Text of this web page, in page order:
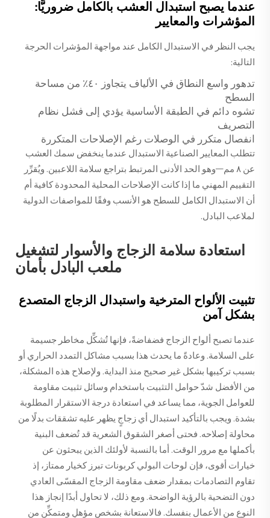
عندما يصبح استبدال العشب بالكامل ضروريًّا:
المؤشرات والمعايير
يجب النظر في الاستبدال الكامل عند مواجهة المؤشرات الحرجة
التالية:
تدهور واسع النطاق في الألياف يتجاوز ٤٠٪ من مساحة
السطح
تشوه دائم في الطبقة الأساسية يؤدي إلى فشل نظام
التصريف
انفصال متكرر في الوصلات رغم الإصلاحات المتكررة
تتطلب المعايير الصناعية الاستبدال عندما ينخفض سمك العشب
عن ٨ مم—وهو الحد الأدنى المرتبط بتراجع سلامة اللاعبين. ويُقرِّر
التقييم المهني ما إذا كانت الإصلاحات المحلية المحدودة كافية أم
أن الاستبدال الكامل للسطح هو الأنسب وفقًا للمواصفات الدولية
لملاعب البادل.
استعادة سلامة الزجاج والأسوار لتشغيل
ملعب البادل بأمان
تثبيت الألواح المترخية واستبدال الزجاج المتصدع
بشكل آمن
عندما تصبح ألواح الزجاج فضفاضةً، فإنها تُشكِّل مخاطر جسيمة
على السلامة. وعادةً ما يحدث هذا بسبب مشاكل التمدد الحراري أو
بسبب تركيبها بشكل غير صحيح منذ البداية. ولإصلاح هذه المشكلة،
من الأفضل شدّ حوامل التثبيت باستخدام وسائل تثبيت مقاومة
للعوامل الجوية، مما يساعد في استعادة درجة الاستقرار المطلوبة
بشدة. ويجب بالتأكيد استبدال أي زجاجٍ يظهر عليه تشققات بدلًا من
محاولة إصلاحه. فحتى أصغر الشقوق الشعرية قد تُضعف البنية
بأكملها مع مرور الوقت. أما بالنسبة لأولئك الذين يبحثون عن
خيارات أقوى، فإن لوحات البولي كربونات تبرز كخيار ممتاز، إذ
تقاوم التصادمات بمقدار ضعف مقاومة الزجاج المقسّى العادي
دون التضحية بالرؤية الواضحة. ومع ذلك، لا تحاول أبدًا إنجاز هذا
النوع من الأعمال بنفسك. فالاستعانة بشخصٍ مؤهلٍ ومتمكِّنٍ من